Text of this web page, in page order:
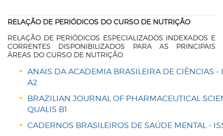
RELAÇÃO DE PERIÓDICOS DO CURSO DE NUTRIÇÃO
RELAÇÃO DE PERIÓDICOS ESPECIALIZADOS INDEXADOS E
CORRENTES DISPONIBILIZADOS PARA AS PRINCIPAIS
ÁREAS DO CURSO DE NUTRIÇÃO
ANAIS DA ACADEMIA BRASILEIRA DE CIÊNCIAS -
A2
BRAZILIAN JOURNAL OF PHARMACEUTICAL
QUALIS B1
CADERNOS BRASILEIROS DE SAÚDE MENTAL -